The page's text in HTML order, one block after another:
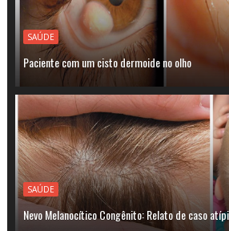
SAÚDE
Paciente com um cisto dermoide no olho
SAÚDE
Nevo Melanocítico Congênito: Relato de caso